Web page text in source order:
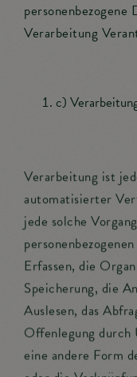
Verarbeitung
c)
Verarbeitung ist
automatisierter
jede solche
Erfassen, die
Speicherung, die
Auslesen, das
Offenlegung
eine andere Form